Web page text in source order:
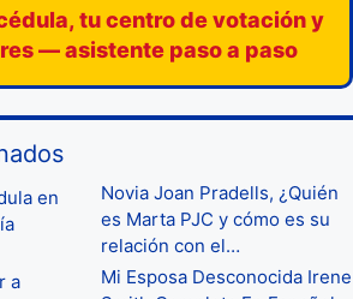
tu centro de votación y
— asistente paso a paso
en
a
Novia Joan Pradells, ¿Quién
es Marta PJC y cómo es su
relación con el…
Mi Esposa Desconocida Irene